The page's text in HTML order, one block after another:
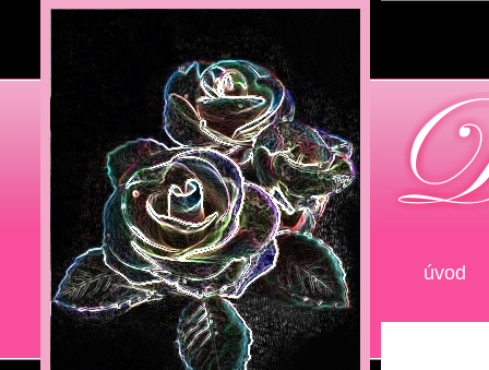
úvod